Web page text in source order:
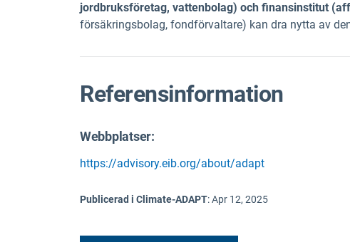
jordbruksföretag, vattenbolag) och finansinstitut
försäkringsbolag, fondförvaltare) kan dra nytta av
Referensinformation
Webbplatser:
https://advisory.eib.org/about/adapt
Publicerad i Climate-ADAPT:Apr 12, 2025